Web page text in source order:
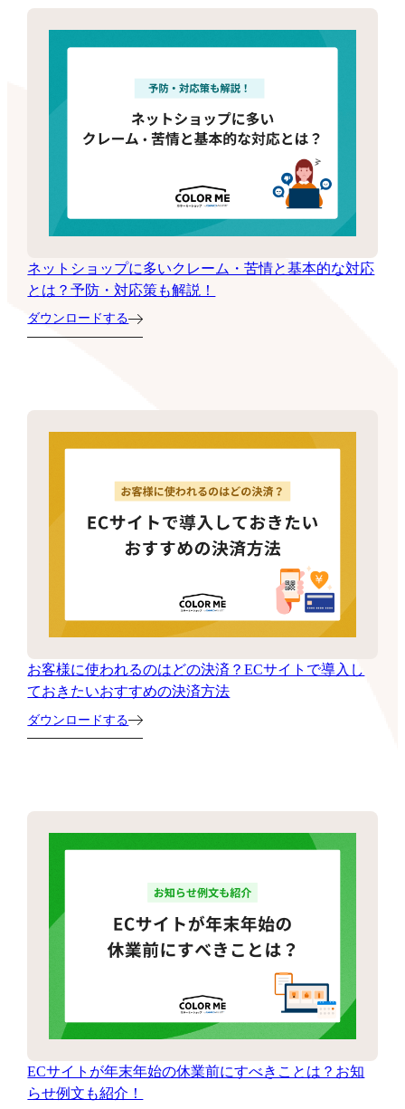
ネットショップに多いクレーム・苦情と基本的な対応
とは？予防・対応策も解説！
ダウンロードする
お客様に使われるのはどの決済？ECサイトで導入し
ておきたいおすすめの決済方法
ダウンロードする
ECサイトが年末年始の休業前にすべきことは？お知
らせ例文も紹介！